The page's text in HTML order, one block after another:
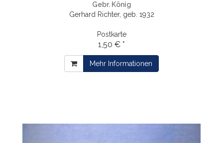
Gebr. König
Gerhard Richter, geb. 1932
Postkarte
1,50 € *
Mehr Informationen